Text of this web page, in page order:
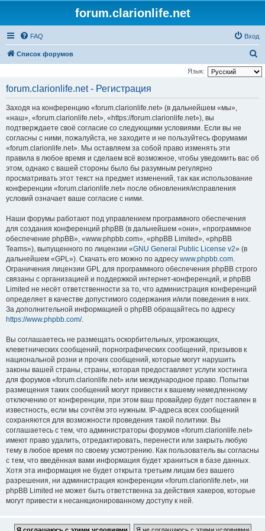
forum.clarionlife.net
FAQ Вход
Список форумов
о
Язык:
forum.clarionlife.net - Регистрация
Заходя на конференцию «forum.clarionlife.net» (в дальнейшем «мы»,
«наш», «forum.clarionlife.net», «https://forum.clarionlife.net»), вы
подтверждаете своё согласие со следующими условиями. Если вы не
согласны с ними, пожалуйста, не заходите и не пользуйтесь форумами
«forum.clarionlife.net». Мы оставляем за собой право изменять эти
правила в любое время и сделаем всё возможное, чтобы уведомить вас об
этом, однако с вашей стороны было бы разумным регулярно
просматривать этот текст на предмет изменений, так как использование
конференции «forum.clarionlife.net» после обновления/исправления
условий означает ваше согласие с ними.
Наши форумы работают под управлением программного обеспечения
для создания конференций phpBB (в дальнейшем «они», «программное
обеспечение phpBB», «www.phpbb.com», «phpBB Limited», «phpBB
Teams»), выпущенного по лицензии «GNU General Public License v2» (в
дальнейшем «GPL»). Скачать его можно по адресу www.phpbb.com.
Ограничения лицензии GPL для программного обеспечения phpBB строго
связаны с организацией и поддержкой интернет-конференций, и phpBB
Limited не несёт ответственности за то, что администрация конференций
определяет в качестве допустимого содержания и/или поведения в них.
За дополнительной информацией о phpBB обращайтесь по адресу
https://www.phpbb.com/.
Вы соглашаетесь не размещать оскорбительных, угрожающих,
клеветнических сообщений, порнографических сообщений, призывов к
национальной розни и прочих сообщений, которые могут нарушить
законы вашей страны, страны, которая предоставляет услуги хостинга
для форумов «forum.clarionlife.net» или международное право. Попытки
размещения таких сообщений могут привести к вашему немедленному
отключению от конференции, при этом ваш провайдер будет поставлен в
известность, если мы сочтём это нужным. IP-адреса всех сообщений
сохраняются для возможности проведения такой политики. Вы
соглашаетесь с тем, что администраторы форумов «forum.clarionlife.net»
имеют право удалить, отредактировать, перенести или закрыть любую
тему в любое время по своему усмотрению. Как пользователь вы согласны
с тем, что введённая вами информация будет храниться в базе данных.
Хотя эта информация не будет открыта третьим лицам без вашего
разрешения, ни администрация конференции «forum.clarionlife.net», ни
phpBB Limited не может быть ответственна за действия хакеров, которые
могут привести к несанкционированному доступу к ней.